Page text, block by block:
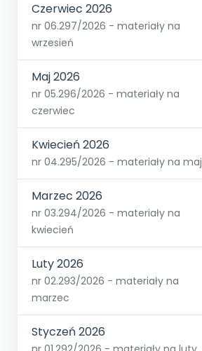
Czerwiec 2026
nr 06.297/2026 - materiały na
wrzesień
Maj 2026
nr 05.296/2026 - materiały na
czerwiec
Kwiecień 2026
nr 04.295/2026 - materiały na maj
Marzec 2026
nr 03.294/2026 - materiały na
kwiecień
Luty 2026
nr 02.293/2026 - materiały na
marzec
Styczeń 2026